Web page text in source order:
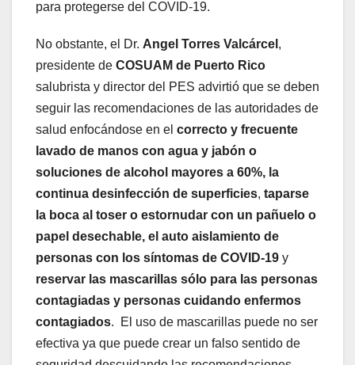
para protegerse del COVID-19.
No obstante, el Dr. Angel Torres Valcárcel ,
presidente de COSUAM de Puerto Rico
salubrista y director del PES advirtió que se deben
seguir las recomendaciones de las autoridades de
salud enfocándose en el correcto y frecuente
lavado de manos con agua y jabón o
soluciones de alcohol mayores a 60%, la
continua desinfección de superficies, taparse
la boca al toser o estornudar con un pañuelo o
papel desechable, el auto aislamiento de
personas con los síntomas de COVID-19 y
reservar las mascarillas sólo para las personas
contagiadas y personas cuidando enfermos
contagiados. El uso de mascarillas puede no ser
efectiva ya que puede crear un falso sentido de